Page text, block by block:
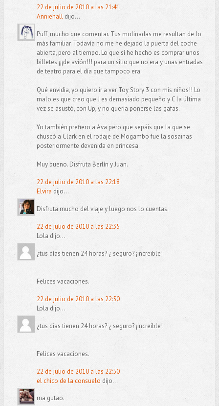
22 de julio de 2010 a las 21:41
Anniehalldijo...
Puff, mucho que comentar. Tus molinadas me resultan de lo
más familiar. Todavía no me he dejado la puerta del coche
abierta, pero al tiempo. Lo que sí he hecho es comprar unos
billetes ¡¡¡de avión!!! para un sitio que no era y unas entradas
de teatro para el día que tampoco era.
Qué envidia, yo quiero ir a ver Toy Story 3 con mis niños!! Lo
malo es que creo que J es demasiado pequeño y C la última
vez se asustó, con Up, y no quería ponerse las gafas.
Yo también prefiero a Ava pero que sepáis que la que se
chuscó a Clark en el rodaje de Mogambo fue la sosainas
posteriormente devenida en princesa.
Muy bueno. Disfruta Berlín y Juan.
22 de julio de 2010 a las 22:18
Elvira dijo...
Disfruta mucho del viaje y luego nos lo cuentas.
22 de julio de 2010 a las 22:35
Lola dijo...
¿tus días tienen 24 horas? ¿ seguro? ¡increible!
Felices vacaciones.
22 de julio de 2010 a las 22:50
Lola dijo...
¿tus días tienen 24 horas? ¿ seguro? ¡increible!
Felices vacaciones.
22 de julio de 2010 a las 22:50
el chico de la consuelo dijo...
ma gutao.